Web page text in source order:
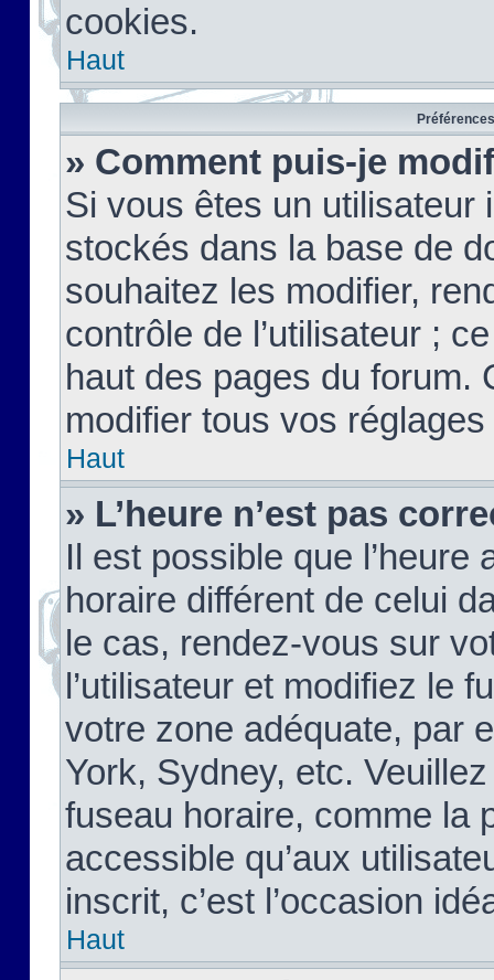
cookies.
Haut
» Comment puis-je
Si vous êtes un
stockés dans la base de
souhaitez les modifier,
contrôle de l’utilisateur ;
haut des pages du forum.
modifier tous vos
Haut
» L’heure n’est pas
Il est possible que
horaire différent de celui
le cas, rendez-vous sur
l’utilisateur et modifiez le
votre zone adéquate, par
York, Sydney, etc.
fuseau horaire, comme la
accessible qu’aux
inscrit, c’est l’occasion
Haut